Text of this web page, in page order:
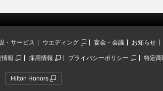
・サービス ウエディング 宴会・会議 お知らせ
情報 採用情報 プライバシーポリシー 特定
Hilton Honors